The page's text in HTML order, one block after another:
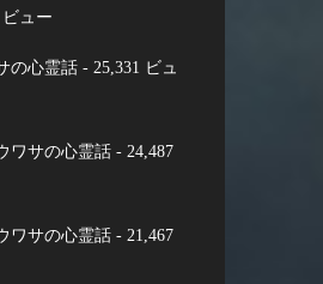
ビュー
の心霊話 - 25,331 ビュ
ワサの心霊話 - 24,487
ワサの心霊話 - 21,467